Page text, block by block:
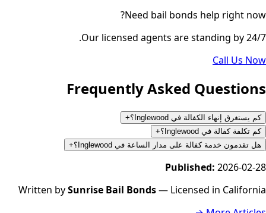
Need bail bonds help right now?
Our licensed agents are standing by 24/7.
Call Us Now
Frequently Asked Questions
كم يستغرق إنهاء الكفالة في Inglewood؟
+
كم تكلفة كفالة في Inglewood؟
+
هل تقدمون خدمة كفالة على مدار الساعة في Inglewood؟
+
Published: 2026-02-28
Written bySunrise Bail Bonds— Licensed in California